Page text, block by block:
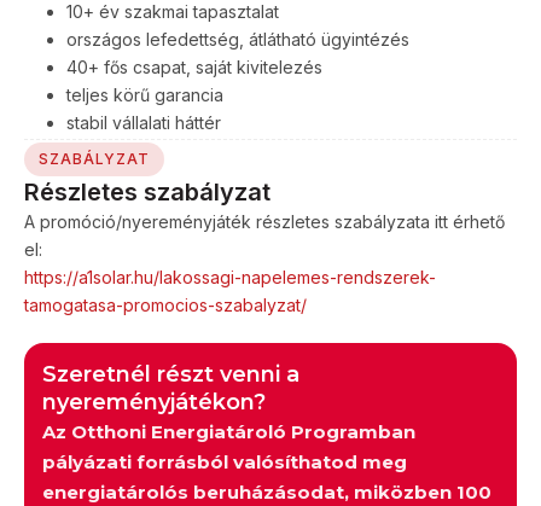
10+ év szakmai tapasztalat
országos lefedettség, átlátható ügyintézés
40+ fős csapat, saját kivitelezés
teljes körű garancia
stabil vállalati háttér
SZABÁLYZAT
Részletes szabályzat
A promóció/nyereményjáték részletes szabályzata itt érhető
el:
https://a1solar.hu/lakossagi-napelemes-rendszerek-
tamogatasa-promocios-szabalyzat/
Szeretnél részt venni a
nyereményjátékon?
Az Otthoni Energiatároló Programban
pályázati forrásból valósíthatod meg
energiatárolós beruházásodat, miközben 100